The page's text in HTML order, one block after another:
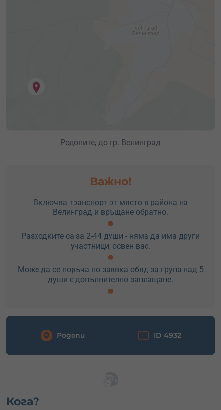
Родопите, до гр. Велинград
Важно!
Включва транспорт от място в района на
Велинград и връщане обратно.
Разходките са за 2-44 души - няма да има други
участници, освен вас.
Може да се поръча по заявка обяд за група над 5
души с допълнително заплащане.
Родопи ID 4932
Кога?